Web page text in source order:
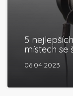
5
místech se
06.04.2023